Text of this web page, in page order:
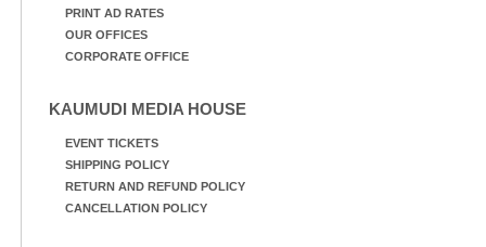
PRINT AD RATES
OUR OFFICES
CORPORATE OFFICE
KAUMUDI MEDIA HOUSE
EVENT TICKETS
SHIPPING POLICY
RETURN AND REFUND POLICY
CANCELLATION POLICY